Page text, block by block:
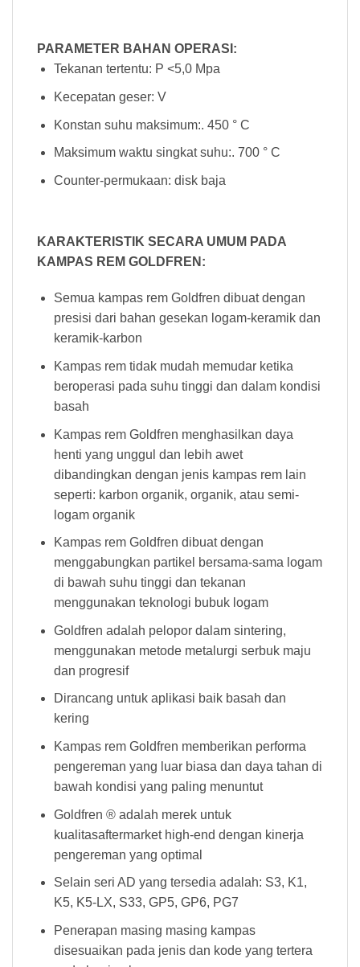
PARAMETER BAHAN OPERASI:
Tekanan tertentu: P <5,0 Mpa
Kecepatan geser: V
Konstan suhu maksimum:. 450 ° C
Maksimum waktu singkat suhu:. 700 ° C
Counter-permukaan: disk baja
KARAKTERISTIK SECARA UMUM PADA
KAMPAS REM GOLDFREN:
Semua kampas rem Goldfren dibuat dengan
presisi dari bahan gesekan logam-keramik dan
keramik-karbon
Kampas rem tidak mudah memudar ketika
beroperasi pada suhu tinggi dan dalam kondisi
basah
Kampas rem Goldfren menghasilkan daya
henti yang unggul dan lebih awet
dibandingkan dengan jenis kampas rem lain
seperti: karbon organik, organik, atau semi-
logam organik
Kampas rem Goldfren dibuat dengan
menggabungkan partikel bersama-sama logam
di bawah suhu tinggi dan tekanan
menggunakan teknologi bubuk logam
Goldfren adalah pelopor dalam sintering,
menggunakan metode metalurgi serbuk maju
dan progresif
Dirancang untuk aplikasi baik basah dan
kering
Kampas rem Goldfren memberikan performa
pengereman yang luar biasa dan daya tahan di
bawah kondisi yang paling menuntut
Goldfren ® adalah merek untuk
kualitasaftermarket high-end dengan kinerja
pengereman yang optimal
Selain seri AD yang tersedia adalah: S3, K1,
K5, K5-LX, S33, GP5, GP6, PG7
Penerapan masing masing kampas
disesuaikan pada jenis dan kode yang tertera